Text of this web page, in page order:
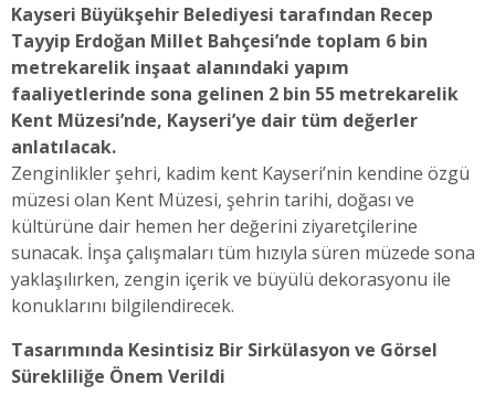
Kayseri Büyükşehir Belediyesi tarafından Recep
Tayyip Erdoğan Millet Bahçesi’nde toplam 6 bin
metrekarelik inşaat alanındaki yapım
faaliyetlerinde sona gelinen 2 bin 55 metrekarelik
Kent Müzesi’nde, Kayseri’ye dair tüm değerler
anlatılacak.
Zenginlikler şehri, kadim kent Kayseri’nin kendine özgü
müzesi olan Kent Müzesi, şehrin tarihi, doğası ve
kültürüne dair hemen her değerini ziyaretçilerine
sunacak. İnşa çalışmaları tüm hızıyla süren müzede sona
yaklaşılırken, zengin içerik ve büyülü dekorasyonu ile
konuklarını bilgilendirecek.
Tasarımında Kesintisiz Bir Sirkülasyon ve Görsel
Sürekliliğe Önem Verildi